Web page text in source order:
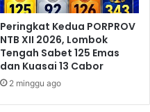
Peringkat Kedua PORPROV
NTB XII 2026, Lombok
Tengah Sabet 125 Emas
dan Kuasai 13 Cabor
2 minggu ago